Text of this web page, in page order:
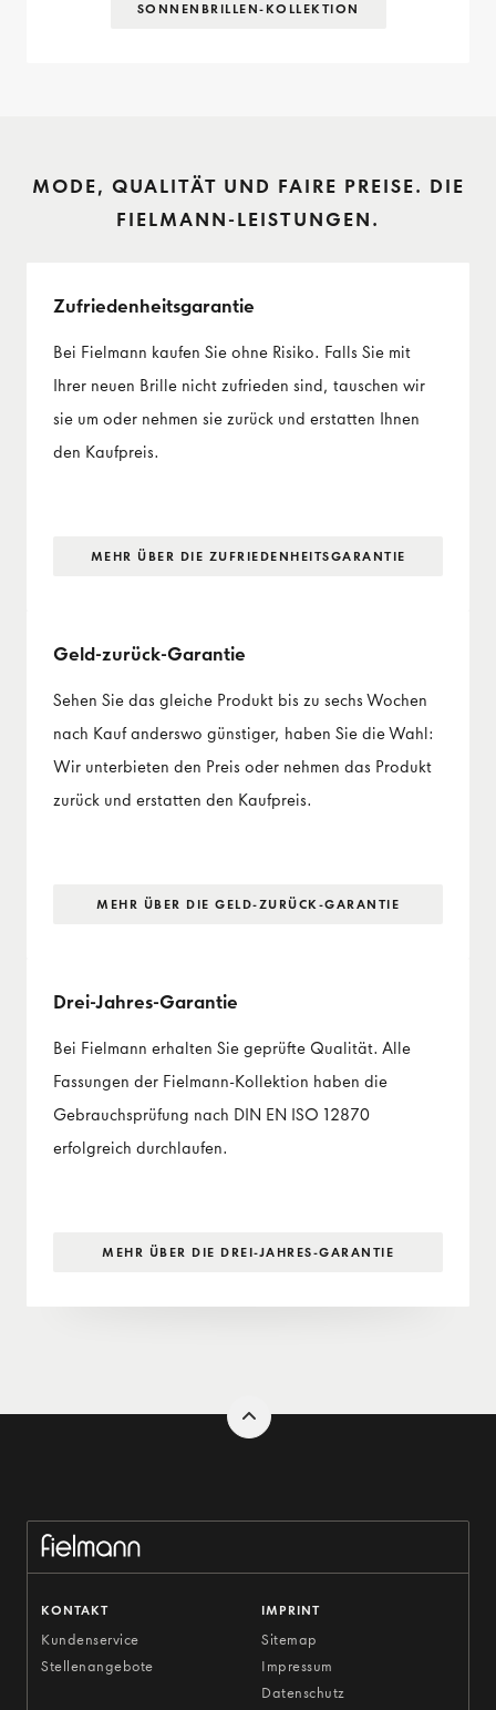
SONNENBRILLEN-KOLLEKTION
MODE, QUALITÄT UND FAIRE PREISE. DIE
FIELMANN-LEISTUNGEN.
Zufriedenheits­garantie
Bei Fielmann kaufen Sie ohne Risiko. Falls Sie mit
Ihrer neuen Brille nicht zufrieden sind, tauschen wir
sie um oder nehmen sie zurück und erstatten Ihnen
den Kaufpreis.
MEHR ÜBER DIE ZUFRIEDENHEITS­GARANTIE
Geld-zurück-Garantie
Sehen Sie das gleiche Produkt bis zu sechs Wochen
nach Kauf anderswo günstiger, haben Sie die Wahl:
Wir unterbieten den Preis oder nehmen das Produkt
zurück und erstatten den Kaufpreis.
MEHR ÜBER DIE GELD-ZURÜCK-GARANTIE
Drei-Jahres-Garantie
Bei Fielmann erhalten Sie geprüfte Qualität. Alle
Fassungen der Fielmann-Kollektion haben die
Gebrauchsprüfung nach DIN EN ISO 12870
erfolgreich durchlaufen.
MEHR ÜBER DIE DREI-JAHRES-GARANTIE
KONTAKT
Kundenservice
Stellenangebote
IMPRINT
Sitemap
Impressum
Datenschutz